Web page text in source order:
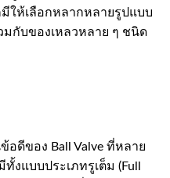
มีให้เลือกหลากหลายรูปแบบ
กับของเหลวหลาย ๆ ชนิด
อดีของ Ball Valve ที่หลาย
งแบบประเภทรูเต็ม (Full